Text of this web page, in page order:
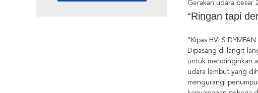
Gerakan udara besar
“Ringan tapi
"Kipas HVLS
Dipasang di langit-
untuk mendinginkan
udara lembut yang
mengurangi